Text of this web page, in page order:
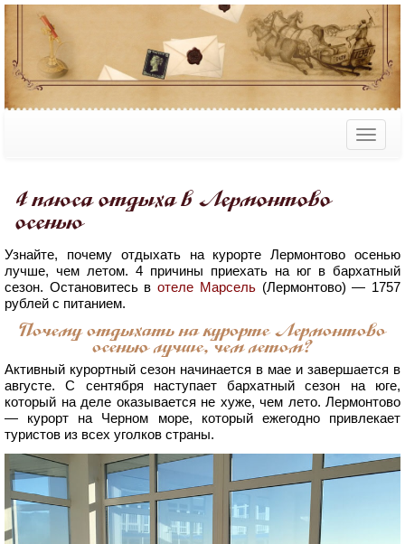
4 плюса отдыха в Лермонтово
осенью
Узнайте, почему отдыхать на курорте Лермонтово осенью
лучше, чем летом. 4 причины приехать на юг в бархатный
сезон. Остановитесь вотеле Марсель(Лермонтово) — 1757
рублей с питанием.
Почему отдыхать на курорте Лермонтово
осенью лучше, чем летом?
Активный курортный сезон начинается в мае и завершается в
августе. С сентября наступает бархатный сезон на юге,
который на деле оказывается не хуже, чем лето. Лермонтово
— курорт на Черном море, который ежегодно привлекает
туристов из всех уголков страны.